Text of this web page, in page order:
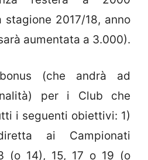
2017/18, anno
aumentata a 3.000).
(che andrà ad
per i Club che
i seguenti obiettivi: 1)
ai Campionati
(o 14), 15, 17 o 19 (o